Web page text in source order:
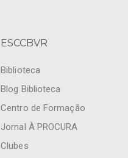
ESCCBVR
Biblioteca
Blog Biblioteca
Centro de Formação
Jornal À PROCURA
Clubes